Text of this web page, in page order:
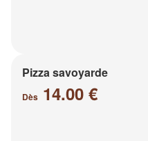
Pizza savoyarde
Dès 14.00 €